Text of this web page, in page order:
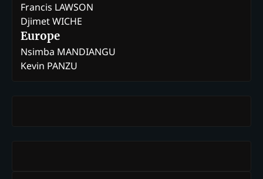
Francis LAWSON
Djimet WICHE
Europe
Nsimba MANDIANGU
Kevin PANZU